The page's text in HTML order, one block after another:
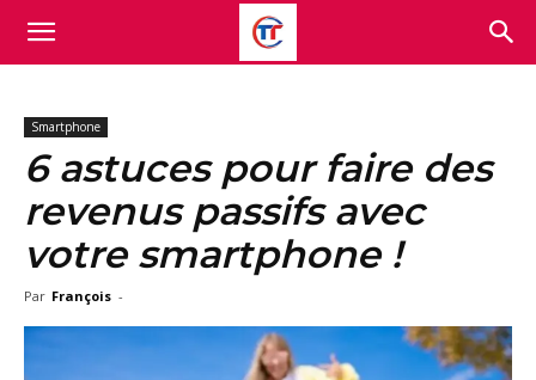
Smartphone
6 astuces pour faire des
revenus passifs avec
votre smartphone !
Par François -